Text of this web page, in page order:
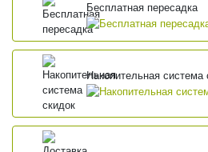
Бесплатная пересадка
Накопительная система